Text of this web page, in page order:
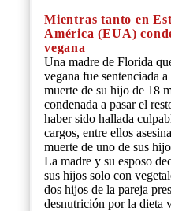
Mientras tanto en
América (EUA)
vegana
Una madre de Florida
vegana fue sentenciada
muerte de su hijo de 18
condenada a pasar el
haber sido hallada
cargos, entre ellos
muerte de uno de sus
La madre y su esposo
sus hijos solo con
dos hijos de la pareja
desnutrición por la dieta